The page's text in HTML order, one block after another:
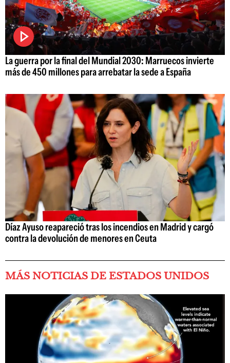
La guerra por la final del Mundial 2030: Marruecos invierte
más de 450 millones para arrebatar la sede a España
Díaz Ayuso reapareció tras los incendios en Madrid y cargó
contra la devolución de menores en Ceuta
MÁS NOTICIAS DE ESTADOS UNIDOS